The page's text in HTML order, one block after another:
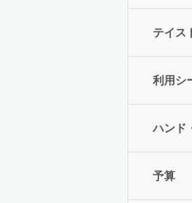
テイス
利用シ
ハンド
予算